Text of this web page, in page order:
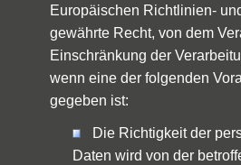
Europäischen Richtlinien-
gewährte Recht, von dem
Einschränkung der
wenn eine der folgenden
gegeben ist:
Die Richtigkeit der
Daten wird von der